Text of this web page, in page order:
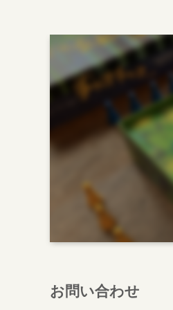
お問い合わせ